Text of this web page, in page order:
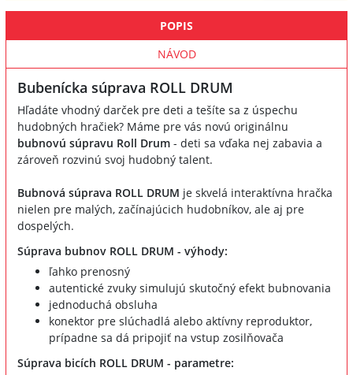
POPIS
NÁVOD
Bubenícka súprava ROLL DRUM
Hľadáte vhodný darček pre deti a tešíte sa z úspechu
hudobných hračiek? Máme pre vás novú originálnu
bubnovú súpravu Roll Drum - deti sa vďaka nej zabavia a
zároveň rozvinú svoj hudobný talent.
Bubnová súprava ROLL DRUM je skvelá interaktívna hračka
nielen pre malých, začínajúcich hudobníkov, ale aj pre
dospelých.
Súprava bubnov ROLL DRUM - výhody:
ľahko prenosný
autentické zvuky simulujú skutočný efekt bubnovania
jednoduchá obsluha
konektor pre slúchadlá alebo aktívny reproduktor,
prípadne sa dá pripojiť na vstup zosilňovača
Súprava bicích ROLL DRUM - parametre: